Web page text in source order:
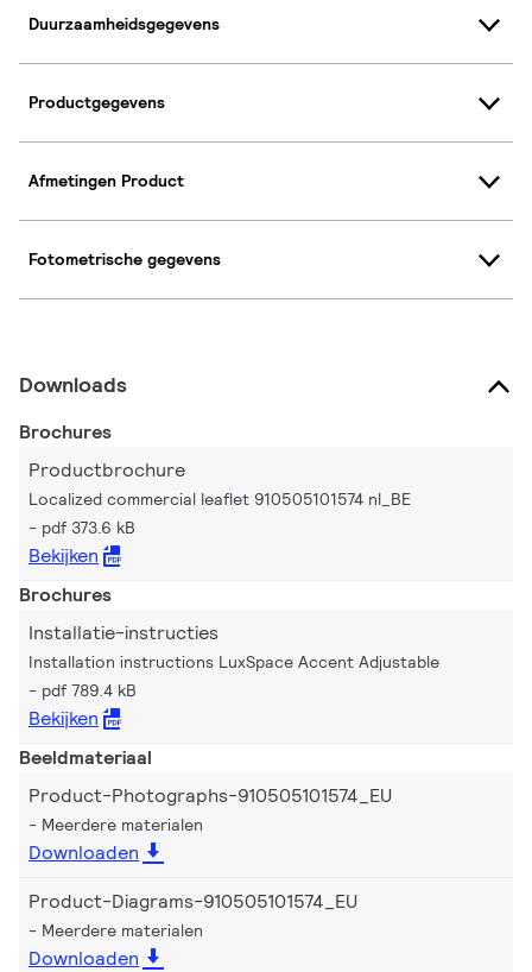
Duurzaamheidsgegevens
Productgegevens
Afmetingen Product
Fotometrische gegevens
Downloads
Brochures
Productbrochure
Localized commercial leaflet 910505101574 nl_BE
pdf 373.6 kB
Bekijken
Brochures
Installatie-instructies
Installation instructions LuxSpace Accent Adjustable
pdf 789.4 kB
Bekijken
Beeldmateriaal
Product-Photographs-910505101574_EU
Meerdere materialen
Downloaden
Product-Diagrams-910505101574_EU
Meerdere materialen
Downloaden